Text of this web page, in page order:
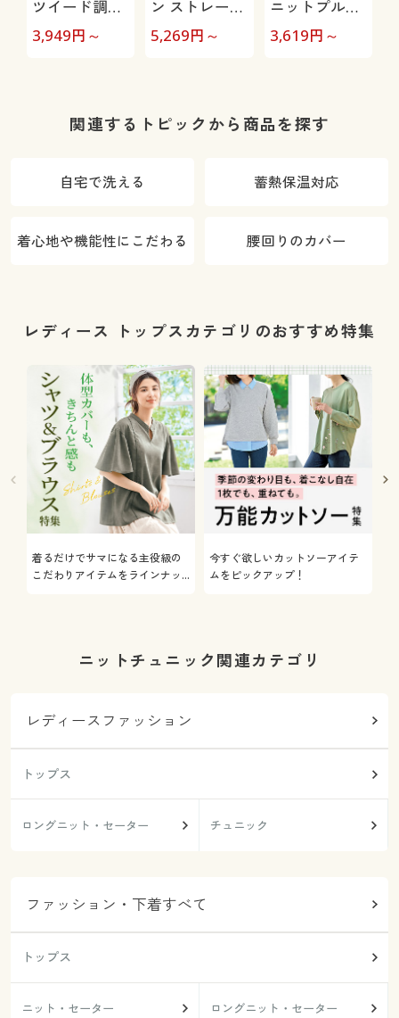
ツイード調ワ
イドパンツ
3,949円～
ン ストレート
パンツ/ぐ～ん
向ストレッ
5,269円～
ニットプルオ
ーバー
3,619円～
関連するトピックから商品を探す
自宅で洗える 蓄熱保温対応
着心地や機能性にこだわる 腰回りのカバー
レディース トップスカテゴリのおすすめ特集
着るだけでサマになる主役級の
こだわりアイテムをラインナッ
今すぐ欲しいカットソーアイテ
ムをピックアップ！
ニットチュニック関連カテゴリ
レディースファッション
トップス
ロングニット・セーター チュニック
ファッション・下着すべて
トップス
ニット・セーター ロングニット・セーター